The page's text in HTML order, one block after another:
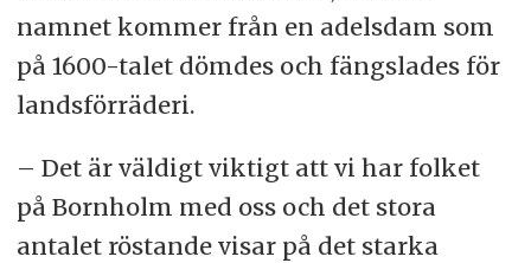
namnet kommer från en adelsdam som
på 1600-talet dömdes och fängslades för
landsförräderi.
– Det är väldigt viktigt att vi har folket
på Bornholm med oss och det stora
antalet röstande visar på det starka